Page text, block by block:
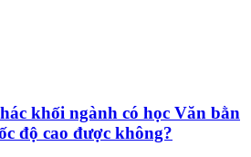
khối ngành có học Văn bằn
độ cao được không?